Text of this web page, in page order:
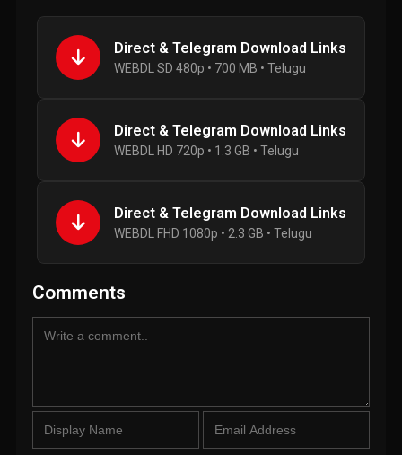
Direct & Telegram Download Links
WEBDL SD 480p • 700 MB • Telugu
Direct & Telegram Download Links
WEBDL HD 720p • 1.3 GB • Telugu
Direct & Telegram Download Links
WEBDL FHD 1080p • 2.3 GB • Telugu
Comments